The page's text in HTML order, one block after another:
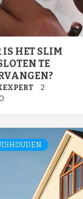
HET SLIM
TE
2